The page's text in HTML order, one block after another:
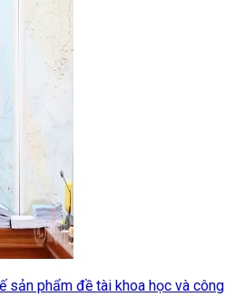
sản phẩm đề tài khoa học và công